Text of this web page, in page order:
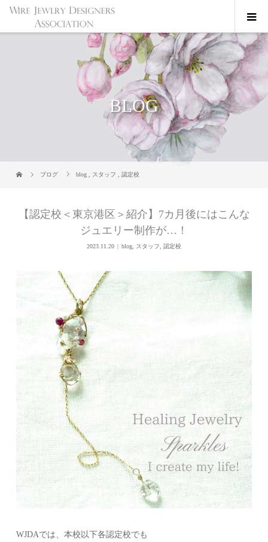
BLOG
ブログ blog スタッフ ,認定校
【認定校＜東京港区＞紹介】7カ月後にはこんな
ジュエリー制作が…！
2023.11.20 blog, スタッフ, 認定校
WJDAでは、本校以下各認定校でも